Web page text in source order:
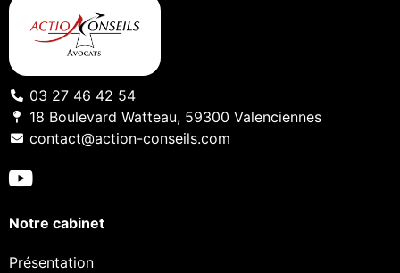
03 27 46 42 54
18 Boulevard Watteau, 59300 Valenciennes
contact@action-conseils.com
Notre cabinet
Présentation